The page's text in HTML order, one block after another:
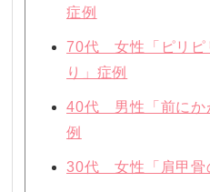
症例
70代 女性「ピリピ
り」症例
40代 男性「前にか
例
30代 女性「肩甲骨